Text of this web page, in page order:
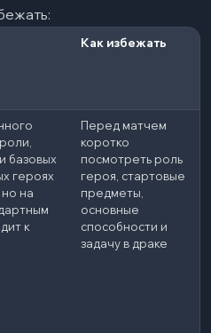
Как избежать
базовых
героях
на
к
Перед матчем
коротко
посмотреть роль
героя, стартовые
предметы,
основные
способности и
задачу в драке